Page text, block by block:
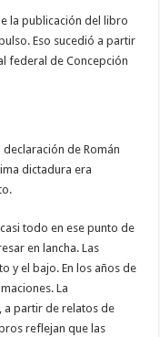
la publicación del libro
Eso sucedió a partir
federal de Concepción
de Román
dictadura era
todo en ese punto de
en lancha. Las
y el bajo. En los años de
La
a partir de relatos de
reflejan que las